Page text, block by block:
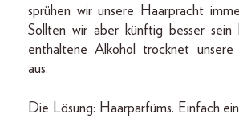
sprühen wir unsere Haarpracht
Sollten wir aber künftig besser sein
enthaltene Alkohol trocknet unsere
aus.
Die Lösung: Haarparfüms. Einfach